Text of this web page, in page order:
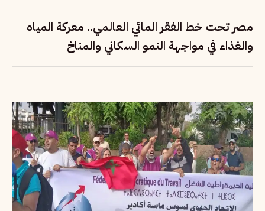
مصر تحت خط الفقر المائي العالمي.. معركة المياه
والغذاء في مواجهة النمو السكاني والمناخ